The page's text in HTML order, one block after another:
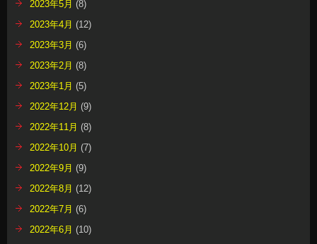
2023年5月 (8)
2023年4月 (12)
2023年3月 (6)
2023年2月 (8)
2023年1月 (5)
2022年12月 (9)
2022年11月 (8)
2022年10月 (7)
2022年9月 (9)
2022年8月 (12)
2022年7月 (6)
2022年6月 (10)